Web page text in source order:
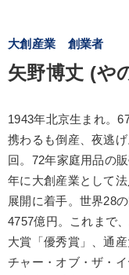
大創産業 創業者
矢野博丈 (や
1943年北京生まれ。
携わるも倒産、夜逃
回。72年家庭用品の
年に大創産業として
展開に着手。世界28
4757億円。これまで
大賞「優秀賞」、通
チャー・オブ・ザ・